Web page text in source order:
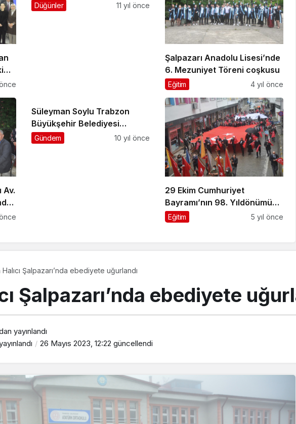
Düğünler 11 yıl önce
Şalpazarı Anadolu Lisesi’nde
6. Mezuniyet Töreni coşkusu
Eğitim 4 yıl önce
Av.
Süleyman Soylu Trabzon
Büyükşehir Belediyesi
İftarına katıldı
Gündem 10 yıl önce
29 Ekim Cumhuriyet
Bayramı’nın 98. Yıldönümünü
coşkuyla kutladık
Eğitim 5 yıl önce
Halıcı Şalpazarı’nda ebediyete uğurlandı
Şalpazarı’nda ebediyete
yayınlandı
26 Mayıs 2023, 12:22 güncellendi